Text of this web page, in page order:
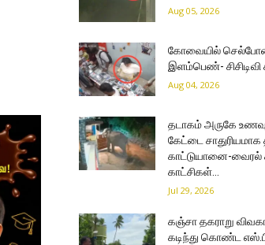
Aug 05, 2026
கோவையில்
இளம்பெண்- சிசிடிவி
Aug 04, 2026
தடாகம் அருகே உணவு
கேட்டை சாதுரியமாக
காட்டுயானை-வைரல்
காட்சிகள்…
Jul 29, 2026
கஞ்சா தகராறு
கடிந்து கொண்ட